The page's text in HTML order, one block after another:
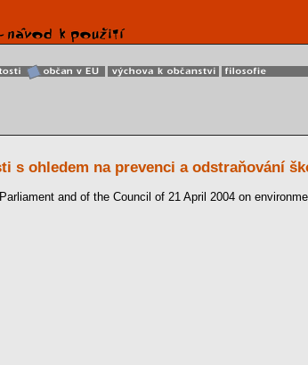
s ohledem na prevenci a odstraňování
and of the Council of 21 April 2004 on